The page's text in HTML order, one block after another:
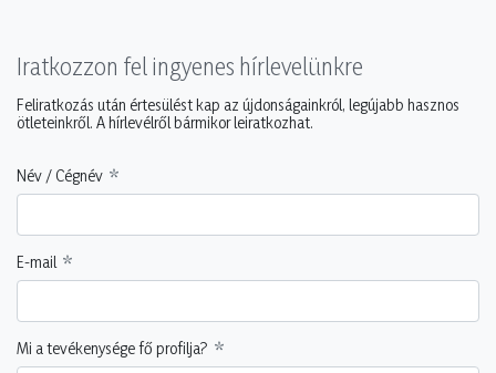
Iratkozzon fel ingyenes hírlevelünkre
Feliratkozás után értesülést kap az újdonságainkról, legújabb hasznos
ötleteinkről. A hírlevélről bármikor leiratkozhat.
Név / Cégnév
E-mail
Mi a tevékenysége fő profilja?